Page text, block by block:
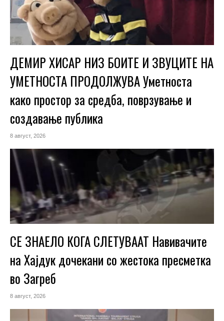
ДЕМИР ХИСАР НИЗ БОИТЕ И ЗВУЦИТЕ НА
УМЕТНОСТА ПРОДОЛЖУВА Уметноста
како простор за средба, поврзување и
создавање публика
8 август, 2026
СЕ ЗНАЕЛО КОГА СЛЕТУВААТ Навивачите
на Хајдук дочекани со жестока пресметка
во Загреб
8 август, 2026